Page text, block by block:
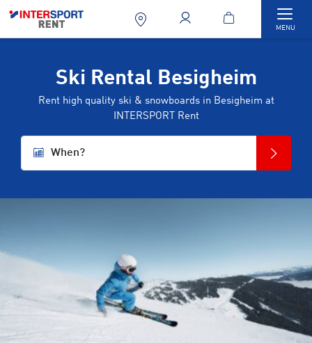
MENU
Ski Rental Besigheim
Rent high quality ski & snowboards in Besigheim at
INTERSPORT Rent
When?